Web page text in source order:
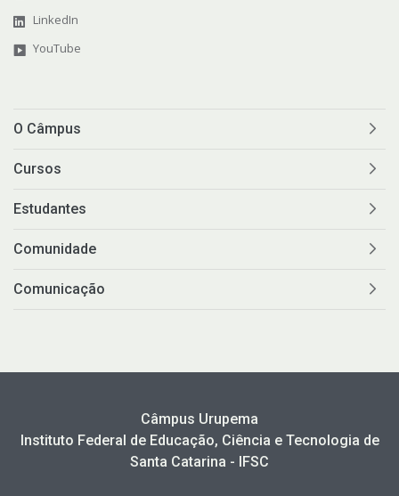
LinkedIn
YouTube
O Câmpus
Cursos
Estudantes
Comunidade
Comunicação
Câmpus Urupema
Instituto Federal de Educação, Ciência e Tecnologia de
Santa Catarina - IFSC